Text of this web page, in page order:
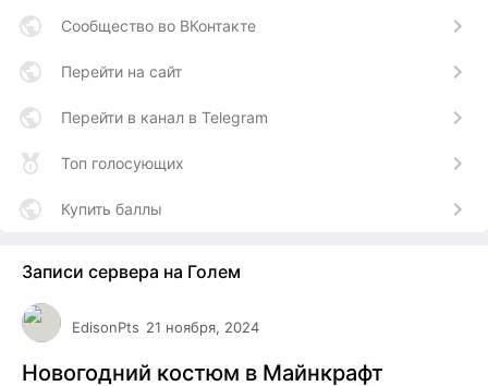
Сообщество во ВКонтакте
Перейти на сайт
Перейти в канал в Telegram
Топ голосующих
Купить баллы
Записи сервера на Голем
EdisonPts 21 ноября, 2024
Новогодний костюм в Майнкрафт